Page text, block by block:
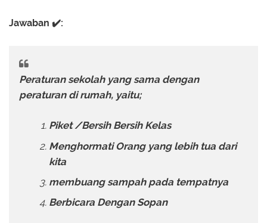
Jawaban ✔️:
Peraturan sekolah yang sama dengan
peraturan di rumah, yaitu;
Piket /Bersih Bersih Kelas
Menghormati Orang yang lebih tua dari
kita
membuang sampah pada tempatnya
Berbicara Dengan Sopan